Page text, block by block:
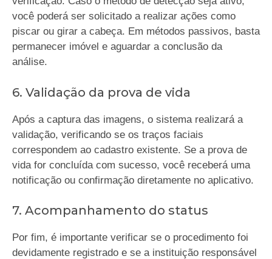
você poderá ser solicitado a realizar ações como
piscar ou girar a cabeça. Em métodos passivos, basta
permanecer imóvel e aguardar a conclusão da
análise.
6. Validação da prova de vida
Após a captura das imagens, o sistema realizará a
validação, verificando se os traços faciais
correspondem ao cadastro existente. Se a prova de
vida for concluída com sucesso, você receberá uma
notificação ou confirmação diretamente no aplicativo.
7. Acompanhamento do status
Por fim, é importante verificar se o procedimento foi
devidamente registrado e se a instituição responsável